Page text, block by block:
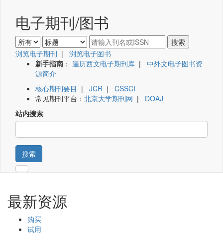
电子期刊/图书
浏览电子期刊 | 浏览电子图书
新手指南 ： 遍历西文电子期刊库 | 中外文电子图书资
源简介
核心期刊要目 | JCR | CSSCI
常见期刊平台： 北京大学期刊网 | DOAJ
站内搜索
搜索
最新资源
购买
试用